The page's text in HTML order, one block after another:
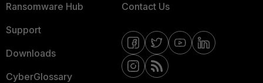
Ransomware Hub
Support
Downloads
CyberGlossary
Contact Us